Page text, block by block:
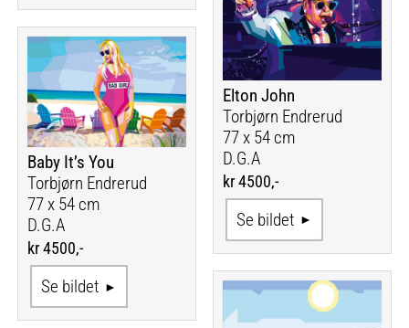
Elton John
Torbjørn Endrerud
77 x 54 cm
D.G.A
kr 4500,-
Se bildet
Baby It’s You
Torbjørn Endrerud
77 x 54 cm
D.G.A
kr 4500,-
Se bildet